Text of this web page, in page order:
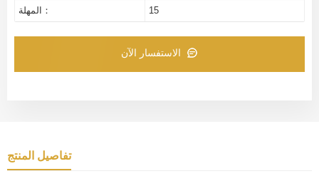
المهلة： 15
تفاصيل المنتج